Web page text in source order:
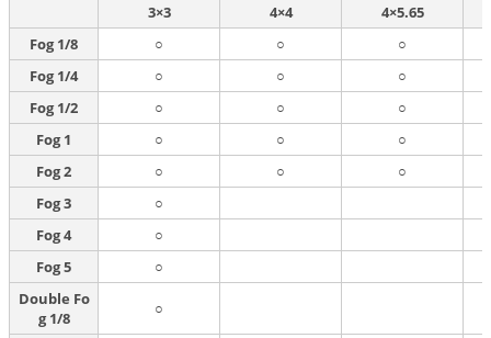
3×3 4×4
4×5.65
Fog 1/8
○ ○
○
Fog 1/4
○ ○
○
Fog 1/2
○ ○
○
Fog 1
○ ○
○
Fog 2
○ ○
○
Fog 3
○
Fog 4
○
Fog 5
○
Double Fo
g 1/8
○